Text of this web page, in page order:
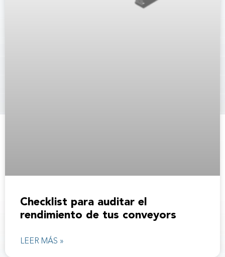
Checklist para auditar el
rendimiento de tus conveyors
LEER MÁS »